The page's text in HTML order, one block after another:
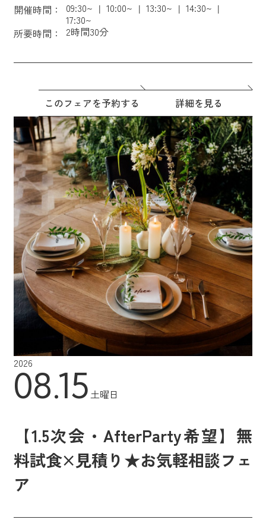
開催時間： 09:30~ 10:00~ 13:30~
14:30~
17:30~
所要時間：
2時間30分
このフェアを予約する 詳細を見る
2026
08.15土曜日
【1.5次会・AfterParty希望】無
料試食×見積り★お気軽相談フェ
ア